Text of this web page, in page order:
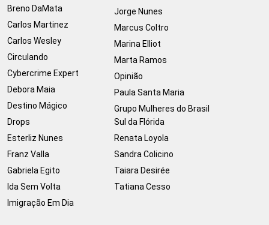
Breno DaMata
Carlos Martinez
Carlos Wesley
Circulando
Cybercrime Expert
Debora Maia
Destino Mágico
Drops
Esterliz Nunes
Franz Valla
Gabriela Egito
Ida Sem Volta
Imigração Em Dia
Jorge Nunes
Marcus Coltro
Marina Elliot
Marta Ramos
Opinião
Paula Santa Maria
Grupo Mulheres do Brasil
Sul da Flórida
Renata Loyola
Sandra Colicino
Taiara Desirée
Tatiana Cesso